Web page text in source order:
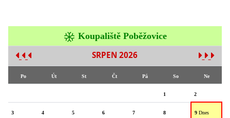
Koupaliště Poběžovice
SRPEN 2026
Po Út St Čt Pá So Ne
1 2
3 4 5 6 7 8 9Dnes